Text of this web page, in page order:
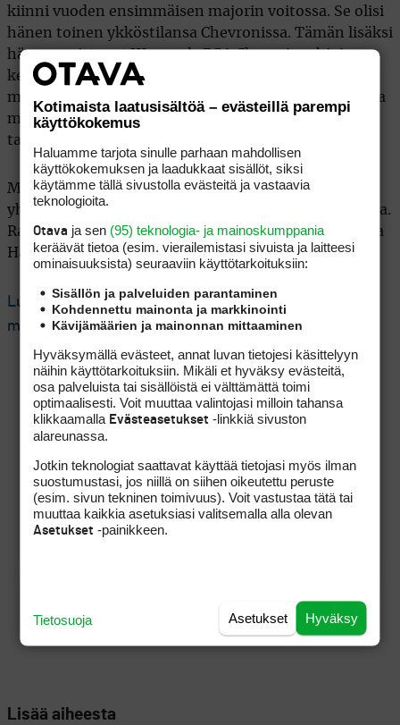
kiinni vuoden ensimmäisen majorin voitossa. Se olisi
hänen toinen ykköstilansa Chevronissa. Tämän lisäksi
hän on voittanut Women’s PGA Championshipin
kertaalleen. Eli career grand slam vaatii
maailmanlistan kakkoselta vielä kaksi voittoa muissa
majoreissa, kävi Houstonissa sunnuntaina miten
tahansa.
Maailmanlistan kärkinaisella Jeeno Thitikulilla ei ole
yhtään major-titteliä, ja myös Charley Hull on nollilla.
Rankingin muista top 5 -pelaajista Hyo Joo Kimillä ja
Hannah Greenillä on molemmilla yksi voitto.
Lue seuraavaksi: Majorissa jysähti: Nelly Korda
murskavireessä, ykköstähti ulkona
Lisää aiheesta
Kotimaista laatusisältöä – evästeillä parempi
käyttökokemus
Haluamme tarjota sinulle parhaan mahdollisen
käyttökokemuksen ja laadukkaat sisällöt, siksi
käytämme tällä sivustolla evästeitä ja vastaavia
teknologioita.
Otava ja sen (95) teknologia- ja mainoskumppania
keräävät tietoa (esim. vierailemis­tasi sivuista ja laitteesi
ominaisuuk­sista) seuraaviin käyttötarkoituksiin:
Sisällön ja palveluiden parantaminen
Kohdennettu mainonta ja markkinointi
Kävijämäärien ja mainonnan mittaaminen
Hyväksymällä evästeet, annat luvan tietojesi käsittelyyn
näihin käyttötarkoituksiin. Mikäli et hyväksy evästeitä,
osa palveluista tai sisällöistä ei välttämättä toimi
optimaalisesti. Voit muuttaa valintojasi milloin tahansa
klikkaamalla Evästeasetukset -linkkiä sivuston
alareunassa.
Jotkin teknologiat saattavat käyttää tietojasi myös ilman
suostumustasi, jos niillä on siihen oikeutettu peruste
(esim. sivun tekninen toimivuus). Voit vastustaa tätä tai
muuttaa kaikkia asetuksiasi valitsemalla alla olevan
Asetukset -painikkeen.
Hyväksy
Asetukset
Tietosuoja